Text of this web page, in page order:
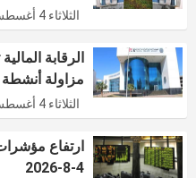
الثلاثاء 4 أغسطس 2026
مزاولة
الثلاثاء 4 أغسطس 2026
ارتفاع مؤشرات
4-8-2026